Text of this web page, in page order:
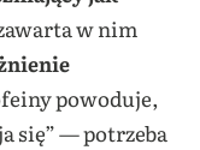
w nim
powoduje,
się” — potrzeba